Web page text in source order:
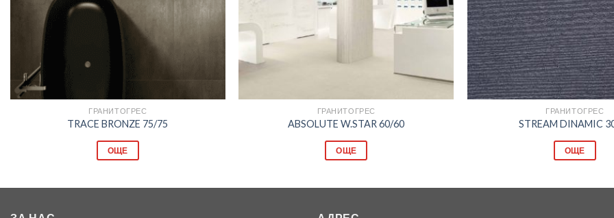
ГРАНИТОГРЕС
TRACE BRONZE 75/75
ОЩЕ
ГРАНИТОГРЕС
ABSOLUTE W.STAR 60/60
ОЩЕ
ГРАНИТОГРЕС
STREAM DINAMIC
ОЩЕ